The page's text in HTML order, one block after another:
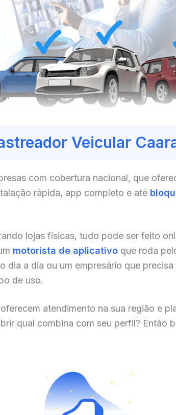
Veicular
com cobertura nacional, que
rápida, app completo e até
lojas físicas, tudo pode ser feito
motorista de aplicativo que roda
dia a dia ou um empresário que precisa
de uso.
atendimento na sua região e
qual combina com seu perfil? Então